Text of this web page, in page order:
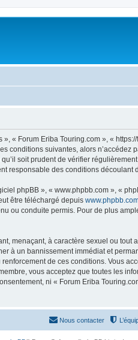
« Forum Eriba Touring.com », «
conditions suivantes, alors
soit prudent de vérifier
responsable des conditions découlant
phpBB », « www.phpbb.com », «
être téléchargé depuis
ou conduite permis. Pour de plus
menaçant, à caractère sexuel ou
à un bannissement immédiat et
de ces conditions. Vous
vous acceptez que toutes les
ni « Forum Eriba
Nous contacter